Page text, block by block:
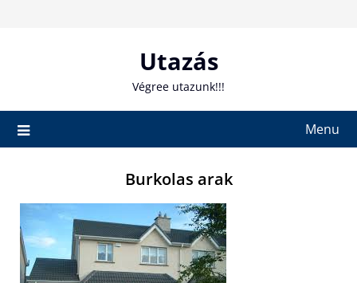
Utazás
Végree utazunk!!!
Menu
Burkolas arak